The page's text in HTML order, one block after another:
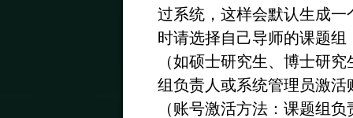
①
登录信息
* 登录帐号
登录帐号只
过系统，这样会默认生成
时请选择自己导师的课题
（如硕士研究生、博士研
组负责人或系统管理员激活
（账号激活方法：课题组